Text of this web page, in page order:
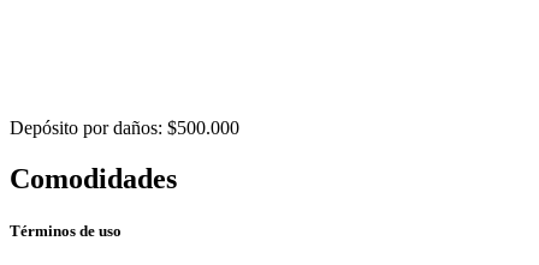
Depósito por daños: $500.000
Comodidades
Términos de uso